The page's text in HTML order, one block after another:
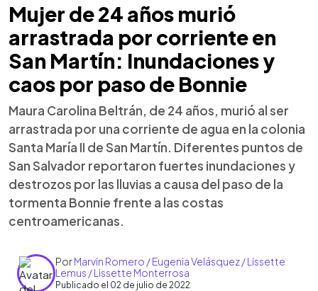
Mujer de 24 años murió
arrastrada por corriente en
San Martín: Inundaciones y
caos por paso de Bonnie
Maura Carolina Beltrán, de 24 años, murió al ser
arrastrada por una corriente de agua en la colonia
Santa María II de San Martín. Diferentes puntos de
San Salvador reportaron fuertes inundaciones y
destrozos por las lluvias a causa del paso de la
tormenta Bonnie frente a las costas
centroamericanas.
PorMarvin Romero / Eugenia Velásquez / Lissette
Lemus / Lissette Monterrosa
Publicado el 02 de julio de 2022